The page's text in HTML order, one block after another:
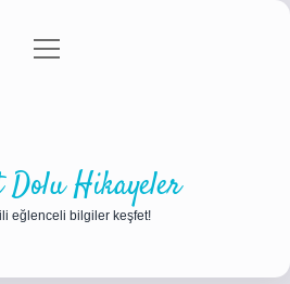
Politikası
menüyü
Dolu Hikayeler
eğlenceli bilgiler keşfet!